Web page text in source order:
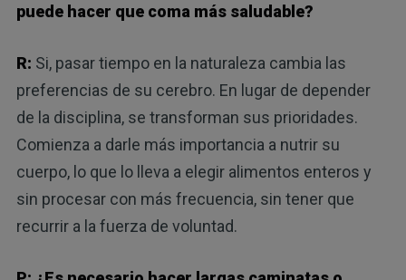
puede hacer que coma más saludable?
R: Si, pasar tiempo en la naturaleza cambia las
preferencias de su cerebro. En lugar de depender
de la disciplina, se transforman sus prioridades.
Comienza a darle más importancia a nutrir su
cuerpo, lo que lo lleva a elegir alimentos enteros y
sin procesar con más frecuencia, sin tener que
recurrir a la fuerza de voluntad.